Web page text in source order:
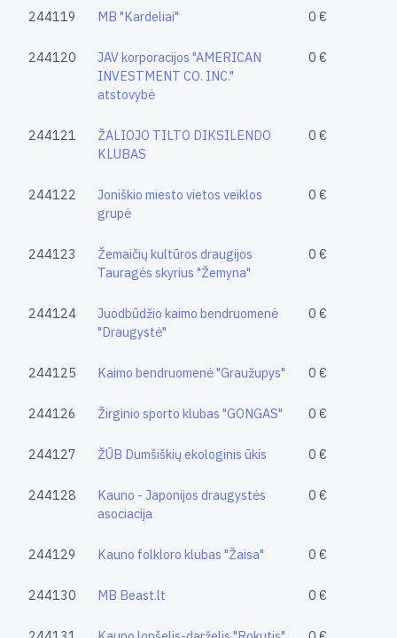
244119 MB "Kardeliai" 0 €
244120
JAV korporacijos "AMERICAN
INVESTMENT CO. INC."
atstovybė
0 €
244121
ŽALIOJO TILTO DIKSILENDO
KLUBAS
0 €
244122
Joniškio miesto vietos veiklos
grupė
0 €
244123
Žemaičių kultūros draugijos
Tauragės skyrius "Žemyna"
0 €
244124
Juodbūdžio kaimo bendruomenė
"Draugystė"
0 €
244125 Kaimo bendruomenė "Graužupys" 0 €
244126 Žirginio sporto klubas "GONGAS" 0 €
244127 ŽŪB Dumšiškių ekologinis ūkis 0 €
244128
Kauno - Japonijos draugystės
asociacija
0 €
244129 Kauno folkloro klubas "Žaisa" 0 €
244130 MB Beast.lt 0 €